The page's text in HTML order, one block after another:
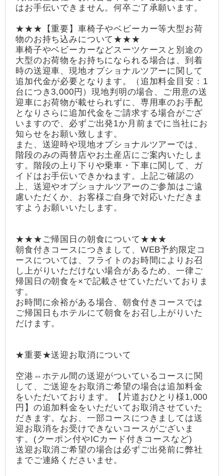
はお手伝いできません。何卒ご了承願います。
★★★【重要】車椅子やベビーカー等大型お荷
物のお持ち込みについて★★★
車椅子やベビーカーなどスーツケースと別途の
大型のお荷物をお持ちになられる場合は、到着
時の送迎車、現地オプショナルツアーに関して
追加代金が必要となります。（追加料金目安：1
台につき3,000円）現地判明の場合、ご用意の送
迎車にお荷物が載せられずに、専用車のお手配
となりさらに追加代金をご請求する場合がござ
いますので、必ずご出発1か月前までに当社にお
知らせをお願い致します。
また、送迎時や現地オプショナルツアーでは、
階段のみの両替店やお土産店にご案内いたしま
す。階段の上り下りや乗車・下車に関して、ガ
イドはお手伝いできかねます。上記ご確認の
上、送迎やオプショナルツアーのご参加はご遠
慮いただくか、お客様ご自身で対応いただきま
すようお願いいたします。
★★★ご帰国日の朝食について★★★
朝食付きコースにつきまして、WEB予約限定コ
ースについては、フライトのお時間によりお召
し上がりいただけない場合があるため、一律ご
帰国日の朝食を×で記載させていただいておりま
す。
お時間に余裕がある場合、朝食付きコースでは
ご帰国日もホテルにて朝食をお召し上がりいた
だけます。
★重要★送迎お取消について
空港⇔ホテル間の送迎がついているコースに関
して、ご送迎をお取消ご希望の場合は追加料金
をいただいております。【片道おひとり様1,000
円】の追加料金をいただいてお取消させていた
だきます。なお、一部コースにつきましては送
迎お取消をお受けできないコースがございま
す。(クーポン付やICカード付きコースなど)
送迎お取消ご希望の場合は必ずご出発前に弊社
までご連絡くださいませ。